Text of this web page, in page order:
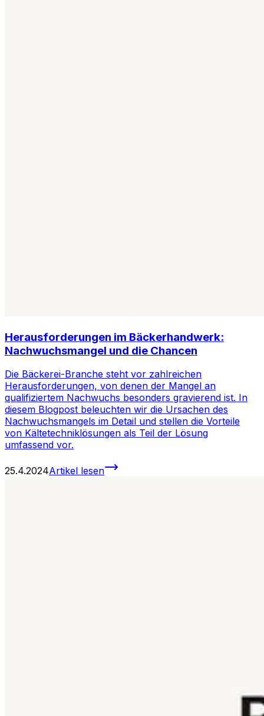
Herausforderungen im Bäckerhandwerk:
Nachwuchsmangel und die Chancen
Die Bäckerei-Branche steht vor zahlreichen
Herausforderungen, von denen der Mangel an
qualifiziertem Nachwuchs besonders gravierend ist. In
diesem Blogpost beleuchten wir die Ursachen des
Nachwuchsmangels im Detail und stellen die Vorteile
von Kältetechniklösungen als Teil der Lösung
umfassend vor.
25.4.2024Artikel lesen